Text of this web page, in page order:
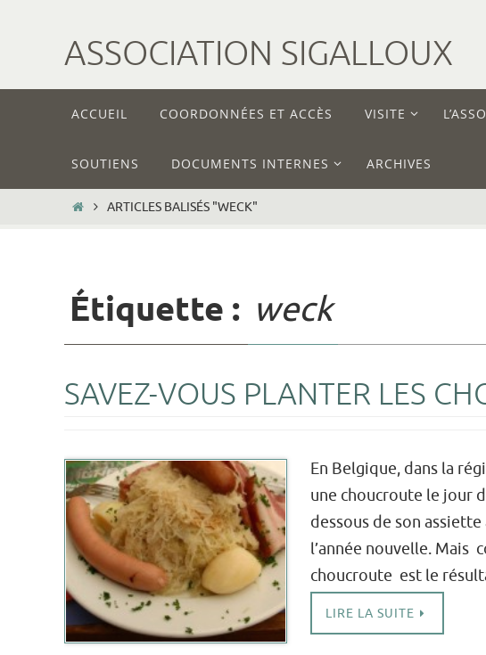
ASSOCIATION SIGALLOUX
ACCUEIL COORDONNÉES ET ACCÈS VISITE
SOUTIENS DOCUMENTS INTERNES ARCHIVES
ARTICLES BALISÉS "WECK"
Étiquette : weck
SAVEZ-VOUS PLANTER LES
En Belgique, dans la
une choucroute le jour
dessous de son
l’année nouvelle. Mais
choucroute est le
LIRE LA SUITE